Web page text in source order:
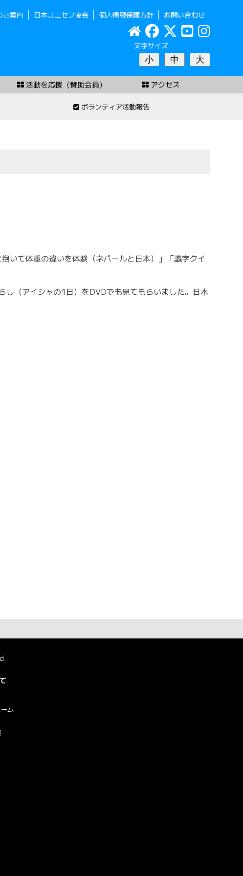
ご案内 日本ユニセフ協会 個人情報保護方針 お問い合わせ
文字サイズ
小
中 大
活動を応援（賛助会員） アクセス
ボランティア活動報告
いて体重の違いを体験（ネパールと日本）」「識字クイ
し（アイシャの1日）をDVDでも見てもらいました。日本
ム